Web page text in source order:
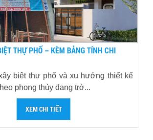
THỰ PHỐ – KÈM BẢNG TÍNH CHI
biệt thự phố và xu hướng thiết kế
phong thủy đang trở...
XEM CHI TIẾT